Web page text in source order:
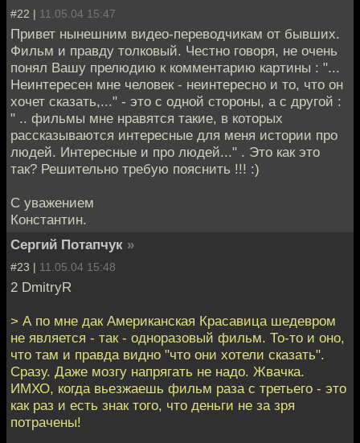
#22 | 11.05.04 15:47
Привет нынешним видео-переводчикам от бывших.
Фильм и правду толковый. Честно говоря, не очень
понял Вашу прелюдию к комментарию картины : "...
Неинтересен мне человек - неинтересно и то, что он
хочет сказать,..." - это с одной стороны, а с другой :
" .. фильмы мне нравятся такие, в которых
рассказываются интересные для меня истории про
людей. Интересные и про людей..." . Это как это
так? Решительно требую пояснить !!! :)
С уважением
Константин.
Сергий Потапчук »
#23 | 11.05.04 15:48
2 DmitryR
> А по мне дак Американская Красавица шедевром
не является - так - одноразовый фильм. То-то и оно,
что там и правда видно "что они хотели сказать".
Сразу. Даже мозгу напрягать не надо. Жвачка.
ИМХО, когда вьезжаешь фильм раза с третьего - это
как раз и есть знак того, что деньги не за зря
потрачены!